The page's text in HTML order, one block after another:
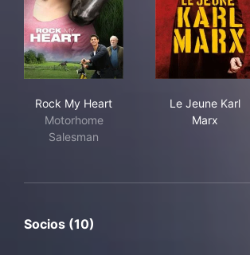
Rock My Heart
Motorhome
Salesman
Le Jeune Karl
Marx
Socios (10)